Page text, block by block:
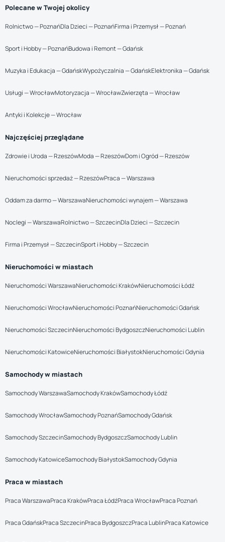
Polecane w Twojej okolicy
Rolnictwo — PoznańDla Dzieci — PoznańFirma i Przemysł — Poznań
Sport i Hobby — PoznańBudowa i Remont — Gdańsk
Muzyka i Edukacja — GdańskWypożyczalnia — GdańskElektronika — Gdańsk
Usługi — WrocławMotoryzacja — WrocławZwierzęta — Wrocław
Antyki i Kolekcje — Wrocław
Najczęściej przeglądane
Zdrowie i Uroda — RzeszówModa — RzeszówDom i Ogród — Rzeszów
Nieruchomości sprzedaż — RzeszówPraca — Warszawa
Oddam za darmo — WarszawaNieruchomości wynajem — Warszawa
Noclegi — WarszawaRolnictwo — SzczecinDla Dzieci — Szczecin
Firma i Przemysł — SzczecinSport i Hobby — Szczecin
Nieruchomości w miastach
Nieruchomości WarszawaNieruchomości KrakówNieruchomości Łódź
Nieruchomości WrocławNieruchomości PoznańNieruchomości Gdańsk
Nieruchomości SzczecinNieruchomości BydgoszczNieruchomości Lublin
Nieruchomości KatowiceNieruchomości BiałystokNieruchomości Gdynia
Samochody w miastach
Samochody WarszawaSamochody KrakówSamochody Łódź
Samochody WrocławSamochody PoznańSamochody Gdańsk
Samochody SzczecinSamochody BydgoszczSamochody Lublin
Samochody KatowiceSamochody BiałystokSamochody Gdynia
Praca w miastach
Praca WarszawaPraca KrakówPraca ŁódźPraca WrocławPraca Poznań
Praca GdańskPraca SzczecinPraca BydgoszczPraca LublinPraca Katowice